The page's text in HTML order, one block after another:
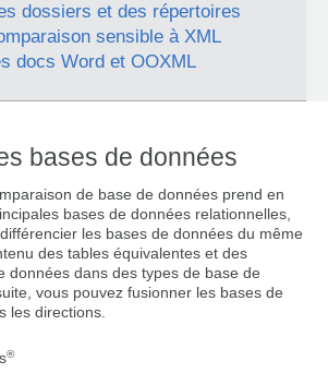
dossiers et des répertoires
sensible à XML
docs Word et OOXML
bases de données
de base de données prend en
bases de données relationnelles,
les bases de données du même
des tables équivalentes et des
données dans des types de base de
vous pouvez fusionner les bases de
les directions.
®